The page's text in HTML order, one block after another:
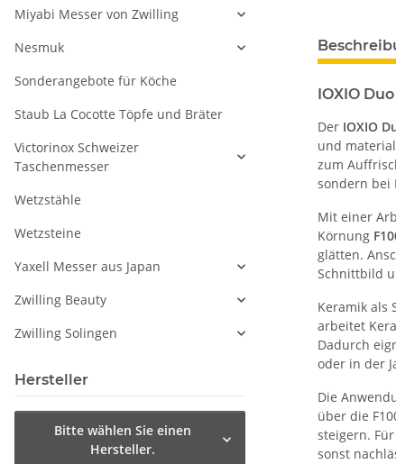
IOXIO
Der IOXIO
und
zum
sondern bei
Mit einer
Körnung
glätten.
Schnittbild
Keramik als
arbeitet
Dadurch
oder in der
Die
über die
steigern.
sonst
Miyabi Messer von Zwilling
Nesmuk
Sonderangebote für Köche
Staub La Cocotte Töpfe und Bräter
Victorinox Schweizer
Taschenmesser
Wetzstähle
Wetzsteine
Yaxell Messer aus Japan
Zwilling Beauty
Zwilling Solingen
Hersteller
Bitte wählen Sie einen
Hersteller.